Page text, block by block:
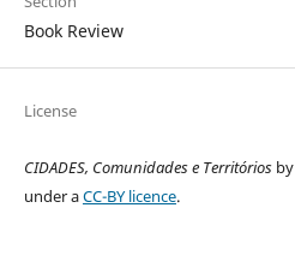
Book Review
License
CIDADES, Comunidades e Territóriosby
under aCC-BY licence.